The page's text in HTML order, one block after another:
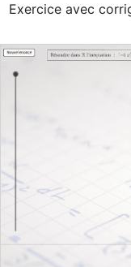
Exercice avec